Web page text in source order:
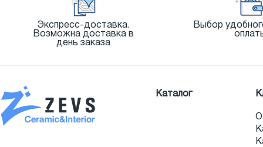
Экспресс-доставка.
Возможна доставка в
день заказа
Выбор
Каталог
О